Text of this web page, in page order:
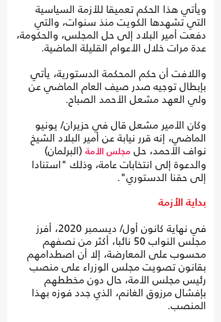
ويأتي هذا الحكم تعميقا للأزمة السياسية
التي تشهدها الكويت منذ سنوات، والتي
دفعت أمير البلاد إلى حل المجلس، والحكومة،
عدة مرات خلال الأعوام القليلة الماضية.
واللافت أن حكم المحكمة الدستورية، يأتي
بإبطال توجيه صدر صيف العام الماضي عن
ولي العهد مشعل الأحمد الصباح.
وكان الأمير مشعل قال في حزيران/ يونيو
الماضي، إنه قرر نيابة عن أمير البلاد الشيخ
نواف الأحمد، حل مجلس الأمة (البرلمان)
والدعوة إلى انتخابات عامة، وذلك "استنادا
إلى حقنا الدستوري".
بداية الأزمة
في نهاية كانون أول/ ديسمبر 2020، أفرز
مجلس النواب 50 نائبا، أكثر من نصفهم
محسوب على المعارضة، إلا أن اصطدامهم
بقانون تصويت مجلس الوزراء على منصب
رئيس مجلس الأمة، حال دون مخططهم
بإفشال مرزوق الغانم، الذي جدد فوزه بهذا
المنصب.